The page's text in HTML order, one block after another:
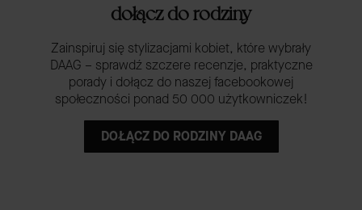
dołącz do rodziny
Zainspiruj się stylizacjami kobiet, które wybrały
DAAG – sprawdź szczere recenzje, praktyczne
porady i dołącz do naszej facebookowej
społeczności ponad 50 000 użytkowniczek!
DOŁĄCZ DO RODZINY DAAG